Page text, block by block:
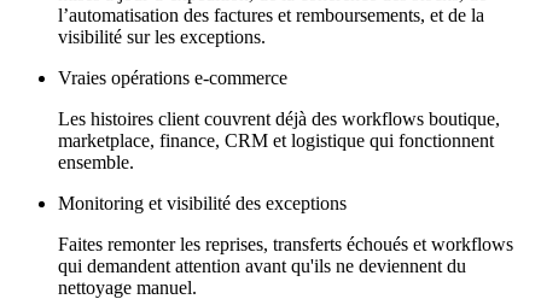
l’automatisation des factures et remboursements, et de la
visibilité sur les exceptions.
Vraies opérations e-commerce
Les histoires client couvrent déjà des workflows boutique,
marketplace, finance, CRM et logistique qui fonctionnent
ensemble.
Monitoring et visibilité des exceptions
Faites remonter les reprises, transferts échoués et workflows
qui demandent attention avant qu'ils ne deviennent du
nettoyage manuel.